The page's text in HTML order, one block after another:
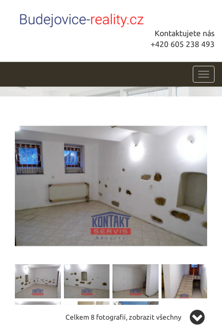
Kontaktujete nás
+420 605 238 493
Celkem 8 fotografií, zobrazit všechny